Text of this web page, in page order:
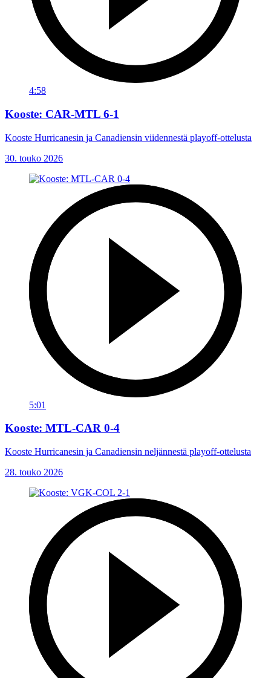
4:58
Kooste: CAR-MTL 6-1
Kooste Hurricanesin ja Canadiensin viidennestä playoff-ottelusta
30. touko 2026
5:01
Kooste: MTL-CAR 0-4
Kooste Hurricanesin ja Canadiensin neljännestä playoff-ottelusta
28. touko 2026